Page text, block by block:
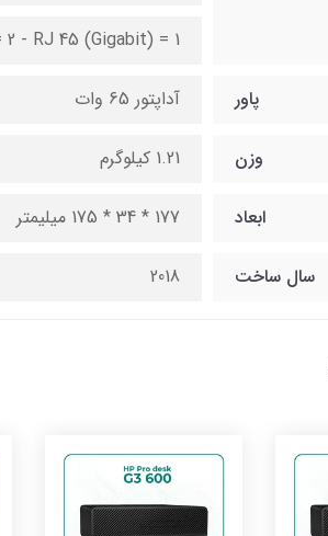
- RJ 45 (Gigabit) = 1
پاور آداپتور 65 وات
وزن 1.21 کیلوگرم
ابعاد 177 * 34 * 175 میلیمتر
سال ساخت 2018